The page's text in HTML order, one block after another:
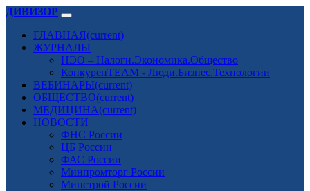
ДИВИЗОР
ГЛАВНАЯ(current)
ЖУРНАЛЫ
НЭО – Налоги.Экономика.Общество
КонкуренTEAM - Люди.Бизнес.Технологии
ВЕБИНАРЫ(current)
ОБЩЕСТВО(current)
МЕДИЦИНА(current)
НОВОСТИ
ФНС России
ЦБ России
ФАС России
Минпромторг России
Минстрой России